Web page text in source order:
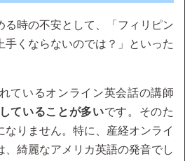
る時の不安として、「フィリピン
手くならないのでは？」といった
ているオンライン英会話の講師
ていることが多いです。そのた
りません。特に、産経オンライ
、綺麗なアメリカ英語の発音でし